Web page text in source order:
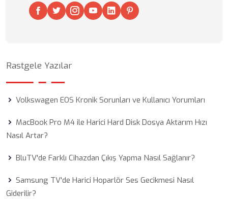
Rastgele Yazılar
Volkswagen EOS Kronik Sorunları ve Kullanıcı Yorumları
MacBook Pro M4 ile Harici Hard Disk Dosya Aktarım Hızı
Nasıl Artar?
BluTV'de Farklı Cihazdan Çıkış Yapma Nasıl Sağlanır?
Samsung TV'de Harici Hoparlör Ses Gecikmesi Nasıl
Giderilir?